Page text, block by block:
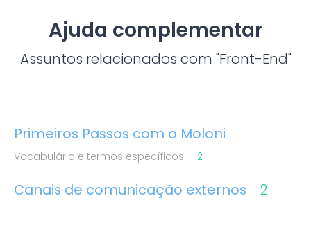
Ajuda complementar
Assuntos relacionados com "Front-End"
Primeiros Passos com o Moloni
Vocabulário e termos específicos 2
Canais de comunicação externos 2